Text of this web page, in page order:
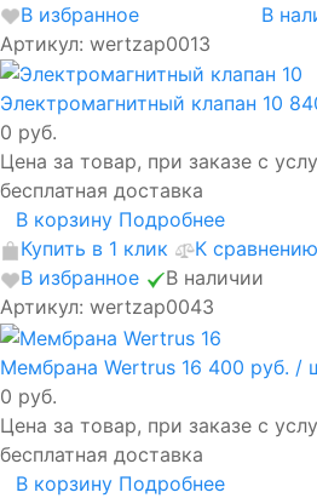
В избранное
В
Артикул: wertzap0013
Электромагнитный клапан 10
0 руб.
Цена за товар, при заказе с
бесплатная доставка
В корзину Подробнее
Купить в 1 клик
К сравнению
В избранное
В наличии
Артикул: wertzap0043
Мембрана Wertrus 16 400 руб. /
0 руб.
Цена за товар, при заказе с
бесплатная доставка
В корзину Подробнее